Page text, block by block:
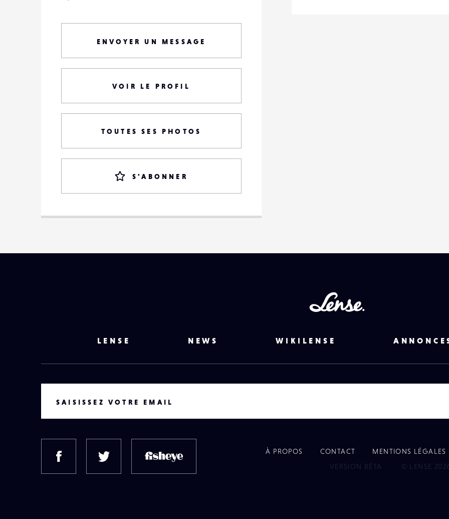
ENVOYER UN MESSAGE
VOIR LE PROFIL
TOUTES SES PHOTOS
S'ABONNER
LENSE NEWS WIKILENSE
SAISISSEZ VOTRE EMAIL
FACEBOOK TWITTER
À PROPOS CONTACT
MENTIONS LÉGALES
VERSION BÊTA
© LENSE